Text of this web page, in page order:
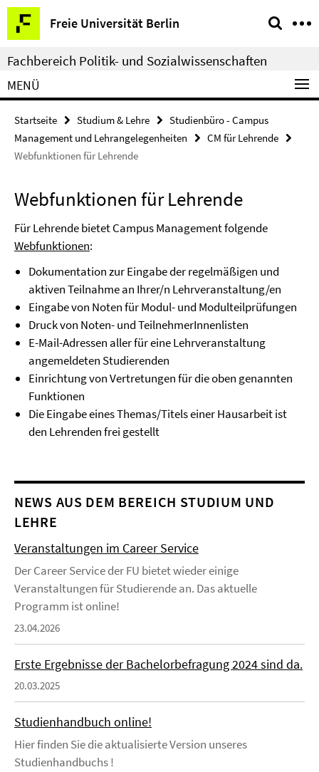
Springe
direkt
zu
Inhalt
Freie Universität Berlin
Service-
Navigation
Fachbereich Politik- und Sozialwissenschaften
MENÜ
Startseite Studium & Lehre
Studienbüro - Campus
Management und Lehrangelegenheiten
CM für Lehrende
Webfunktionen für Lehrende
Webfunktionen für Lehrende
Für Lehrende bietet Campus Management folgende
Webfunktionen:
Dokumentation zur Eingabe der regelmäßigen und
aktiven Teilnahme an Ihrer/n Lehrveranstaltung/en
Eingabe von Noten für Modul- und Modulteilprüfungen
Druck von Noten- und TeilnehmerInnenlisten
E-Mail-Adressen aller für eine Lehrveranstaltung
angemeldeten Studierenden
Einrichtung von Vertretungen für die oben genannten
Funktionen
Die Eingabe eines Themas/Titels einer Hausarbeit ist
den Lehrenden frei gestellt
NEWS AUS DEM BEREICH STUDIUM UND
LEHRE
Veranstaltungen im Career Service
Der Career Service der FU bietet wieder einige
Veranstaltungen für Studierende an. Das aktuelle
Programm ist online!
23.04.2026
Erste Ergebnisse der Bachelorbefragung 2024 sind da.
20.03.2025
Studienhandbuch online!
Hier finden Sie die aktualisierte Version unseres
Studienhandbuchs !